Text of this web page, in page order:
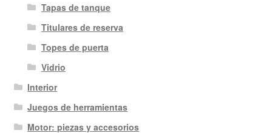
Tapas de tanque
Titulares de reserva
Topes de puerta
Vidrio
Interior
Juegos de herramientas
Motor: piezas y accesorios